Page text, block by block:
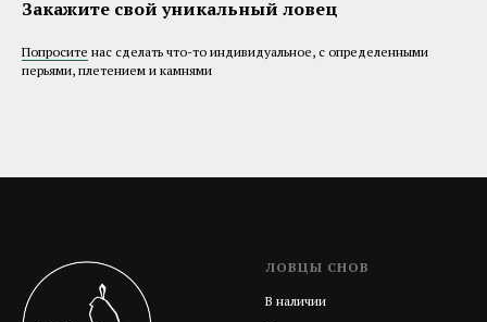
Закажите свой уникальный ловец
Попросите нас сделать что-то индивидуальное, с определенными
перьями, плетением и камнями
ЛОВЦЫ СНОВ
В наличии